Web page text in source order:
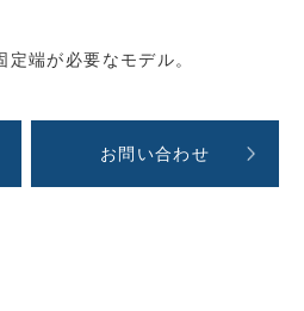
端が必要なモデル。
お問い合わせ